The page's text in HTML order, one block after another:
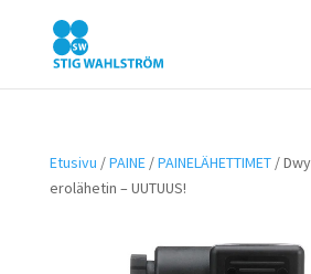
Etusivu /PAINE/PAINELÄHETTIMET/
erolähetin – UUTUUS!